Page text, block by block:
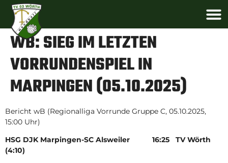
WB: SIEG IM LETZTEN
VORRUNDENSPIEL IN
MARPINGEN (05.10.2025)
Bericht wB (Regionalliga Vorrunde Gruppe C, 05.10.2025,
15:00 Uhr)
HSG DJK Marpingen-SC Alsweiler 16:25 TV Wörth
(4:10)